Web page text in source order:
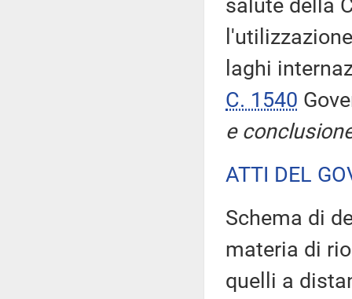
salute della
laghi
C. 1540
e
ATTI DEL
Schema di
materia di
quelli a